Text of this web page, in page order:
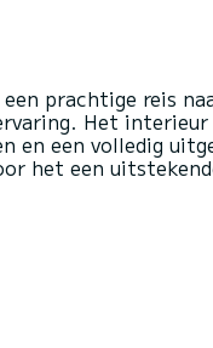
prachtige reis
Het
een volledig